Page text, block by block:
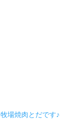
牧場焼肉とだです♪